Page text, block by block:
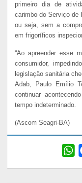
primeiro dia de
carimbo do Serviço de
ou seja, sem a
em frigoríficos
“Ao apreender esse
consumidor,
legislação sanitária
Adab, Paulo Emílio
continuar
tempo indeterminado.
(Ascom Seagri-BA)
W